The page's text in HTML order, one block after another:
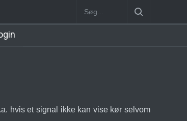
Nørrebro B Station [1886-1930]
hvis et signal ikke kan vise kør selvom